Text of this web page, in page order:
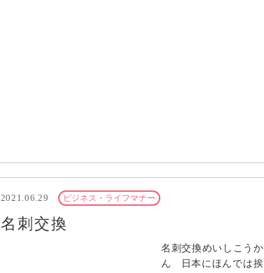
2021.06.29 ビジネス・ライフマナー
名刺交換
名刺交換めいしこうか
ん 日本にほんでは挨